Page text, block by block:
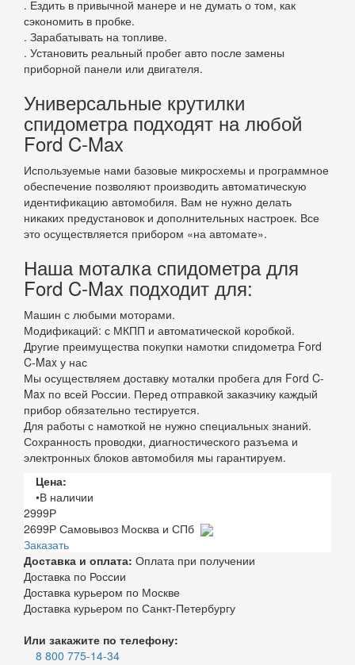
. Ездить в привычной манере и не думать о том, как
сэкономить в пробке.
. Зарабатывать на топливе.
. Установить реальный пробег авто после замены
приборной панели или двигателя.
Универсальные крутилки
спидометра подходят на любой
Ford C-Max
Используемые нами базовые микросхемы и программное
обеспечение позволяют производить автоматическую
идентификацию автомобиля. Вам не нужно делать
никаких предустановок и дополнительных настроек. Все
это осуществляется прибором «на автомате».
Наша моталка спидометра для
Ford C-Max подходит для:
Машин с любыми моторами.
Модификаций: с МКПП и автоматической коробкой.
Другие преимущества покупки намотки спидометра Ford
C-Max у нас
Мы осуществляем доставку моталки пробега для Ford C-
Max по всей России. Перед отправкой заказчику каждый
прибор обязательно тестируется.
Для работы с намоткой не нужно специальных знаний.
Сохранность проводки, диагностического разъема и
электронных блоков автомобиля мы гарантируем.
Цена:
•В наличии
2999Р
2699Р Самовывоз Москва и СПб
Заказать
Доставка и оплата: Оплата при получении
Доставка по России
Доставка курьером по Москве
Доставка курьером по Санкт-Петербургу
Или закажите по телефону:
8 800 775-14-34